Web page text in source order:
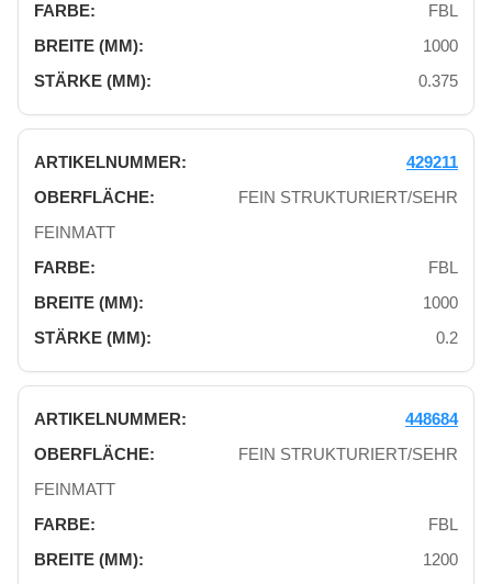
FBL
1000
0.375
429211
FEIN STRUKTURIERT/SEHR
FEINMATT
FBL
1000
0.2
448684
FEIN STRUKTURIERT/SEHR
FEINMATT
FBL
1200